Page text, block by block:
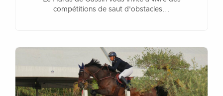
compétitions de saut d'obstacles...